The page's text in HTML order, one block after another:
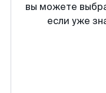
вы можете
если уже